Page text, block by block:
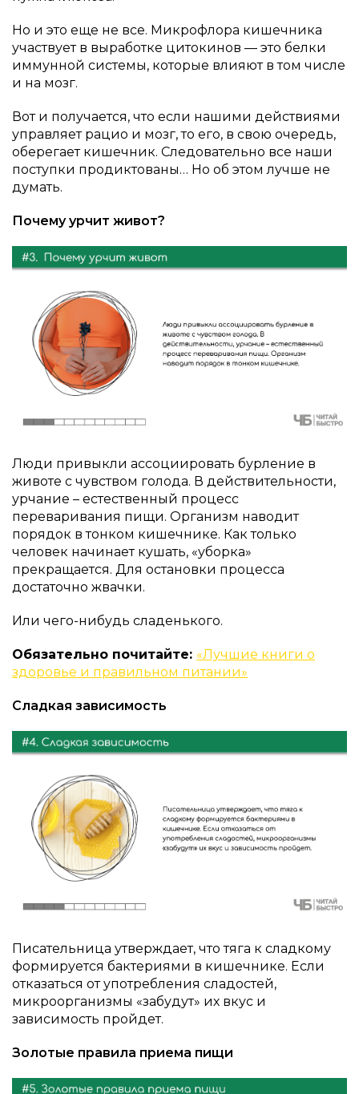
Но и это еще не все. Микрофлора кишечника
участвует в выработке цитокинов — это белки
иммунной системы, которые влияют в том числе
и на мозг.
Вот и получается, что если нашими действиями
управляет рацио и мозг, то его, в свою очередь,
оберегает кишечник. Следовательно все наши
поступки продиктованы… Но об этом лучше не
думать.
Почему урчит живот?
Люди привыкли ассоциировать бурление в
животе с чувством голода. В действительности,
урчание – естественный процесс
переваривания пищи. Организм наводит
порядок в тонком кишечнике. Как только
человек начинает кушать, «уборка»
прекращается. Для остановки процесса
достаточно жвачки.
Или чего-нибудь сладенького.
Обязательно почитайте: «Лучшие книги о
здоровье и правильном питании»
Сладкая зависимость
Писательница утверждает, что тяга к сладкому
формируется бактериями в кишечнике. Если
отказаться от употребления сладостей,
микроорганизмы «забудут» их вкус и
зависимость пройдет.
Золотые правила приема пищи